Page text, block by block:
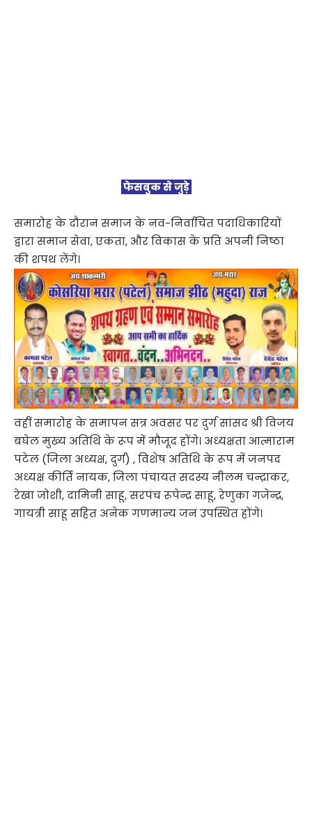
फेसबुक से जुड़े
समारोह के दौरान समाज के नव-निर्वाचित पदाधिकारियों
द्वारा समाज सेवा, एकता, और विकास के प्रति अपनी निष्ठा
की शपथ लेंगे।
वहीं समारोह के समापन सत्र अवसर पर दुर्ग सांसद श्री विजय
बघेल मुख्य अतिथि के रूप में मौजूद होंगे। अध्यक्षता आत्माराम
पटेल (जिला अध्यक्ष, दुर्ग) , विशेष अतिथि के रूप में जनपद
अध्यक्ष कीर्ति नायक, जिला पंचायत सदस्य नीलम चन्द्राकर,
रेखा जोशी, दामिनी साहू, सरपंच रूपेन्द्र साहू, रेणुका गजेन्द्र,
गायत्री साहू सहित अनेक गणमान्य जन उपस्थित होंगे।